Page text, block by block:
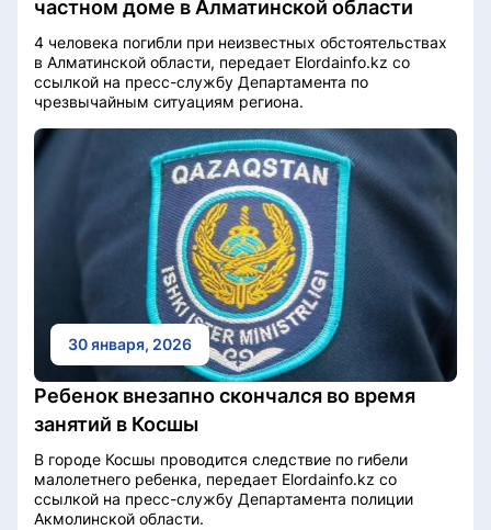
частном доме в Алматинской области
4 человека погибли при неизвестных обстоятельствах
в Алматинской области, передает Elordainfo.kz со
ссылкой на пресс-службу Департамента по
чрезвычайным ситуациям региона.
30 января, 2026
Ребенок внезапно скончался во время
занятий в Косшы
В городе Косшы проводится следствие по гибели
малолетнего ребенка, передает Elordainfo.kz со
ссылкой на пресс-службу Департамента полиции
Акмолинской области.